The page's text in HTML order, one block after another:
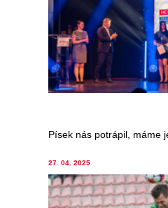
Písek nás potrápil, máme
27. 04. 2025